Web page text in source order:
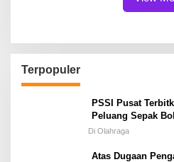
Terpopuler
PSSI Pusat
Peluang Sepak
Porprov Tetap
Di Olahraga
Atas Dugaan